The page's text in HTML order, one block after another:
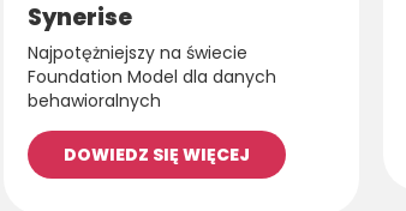
Synerise
Najpotężniejszy na świecie
Foundation Model dla danych
behawioralnych
DOWIEDZ SIĘ WIĘCEJ